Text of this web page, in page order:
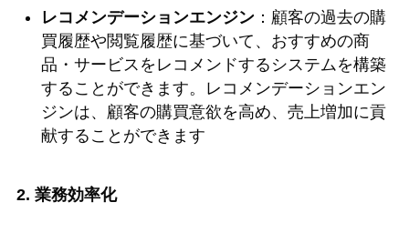
レコメンデーションエンジン：顧客の過去の購
買履歴や閲覧履歴に基づいて、おすすめの商
品・サービスをレコメンドするシステムを構築
することができます。レコメンデーションエン
ジンは、顧客の購買意欲を高め、売上増加に貢
献することができます
2. 業務効率化